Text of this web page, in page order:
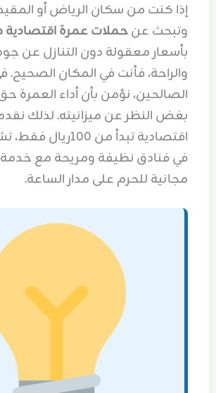
إذا كنت من سكان الرياض أو
وتبحث عنحملات عمرة اقتصادية
بأسعار معقولة دون التنازل عن
والراحة، فأنت في المكان
الصالحين، نؤمن بأن أداء
بغض النظر عن ميزانيته. لذلك
اقتصادية تبدأ من
في فنادق نظيفة ومريحة مع
مجانية للحرم على مدار الساعة.